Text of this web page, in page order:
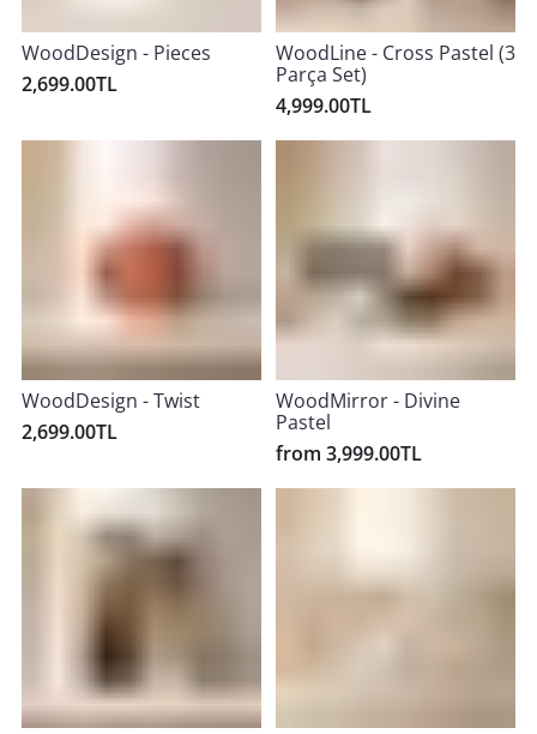
WoodDesign - Pieces
2,699.00TL
WoodLine - Cross Pastel (3
Parça Set)
4,999.00TL
WoodDesign - Twist
2,699.00TL
WoodMirror - Divine
Pastel
from 3,999.00TL